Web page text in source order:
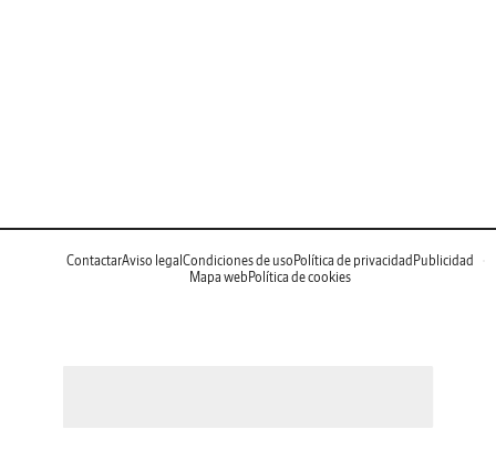
ContactarAviso legal Condiciones de uso Política de privacidad Publicidad
Mapa web Política de cookies